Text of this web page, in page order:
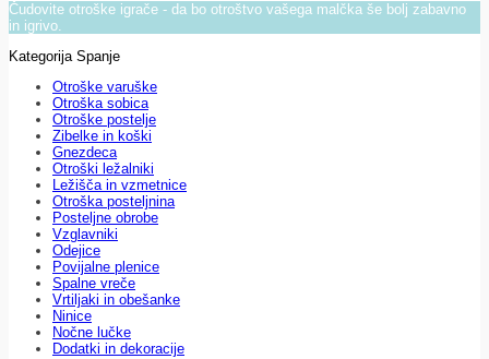
Čudovite otroške igrače - da bo otroštvo vašega malčka še bolj zabavno
in igrivo.
Kategorija Spanje
Otroške varuške
Otroška sobica
Otroške postelje
Zibelke in koški
Gnezdeca
Otroški ležalniki
Ležišča in vzmetnice
Otroška posteljnina
Posteljne obrobe
Vzglavniki
Odejice
Povijalne plenice
Spalne vreče
Vrtiljaki in obešanke
Ninice
Nočne lučke
Dodatki in dekoracije